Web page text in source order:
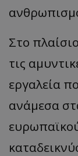
Στο
τις
εργαλεία
ανάμεσα